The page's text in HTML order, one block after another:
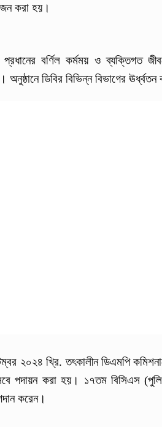
করা হয়।
প্রধানের বর্ণিল কর্মময় ও ব্যক্তিগত
অনুষ্ঠানে ডিবির বিভিন্ন বিভাগের
২০২৪ খ্রি. তৎকালীন ডিএমপি
পদায়ন করা হয়। ১৭তম বিসিএস
করেন।